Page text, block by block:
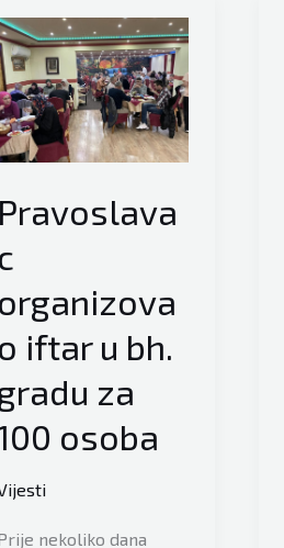
Pravoslava
c
organizova
o iftar u bh.
za
osoba
nekoliko dana